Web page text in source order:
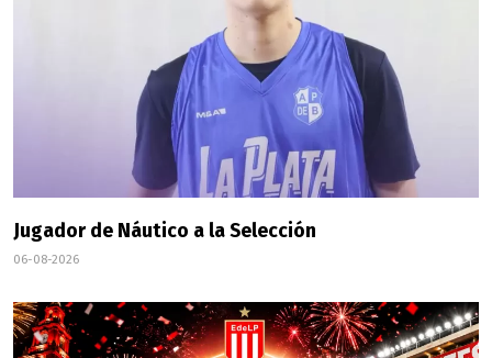
Jugador de Náutico a la Selección
06-08-2026